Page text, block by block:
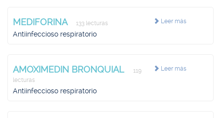
Leer más
MEDIFORINA 133 lecturas
Antiinfeccioso respiratorio
Leer más
AMOXIMEDIN BRONQUIAL
119
lecturas
Antiinfeccioso respiratorio